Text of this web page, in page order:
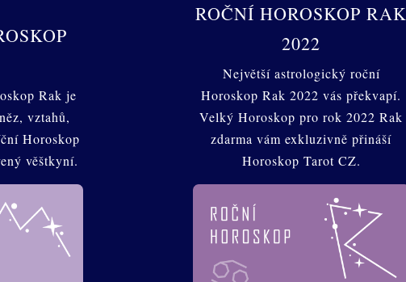
Rak je
vztahů,
Horoskop
věštkyní.
ROČNÍ HOROSKOP RAK
2022
Největší astrologický roční
Horoskop Rak 2022 vás překvapí.
Velký Horoskop pro rok 2022 Rak
zdarma vám exkluzivně přináší
Horoskop Tarot CZ.